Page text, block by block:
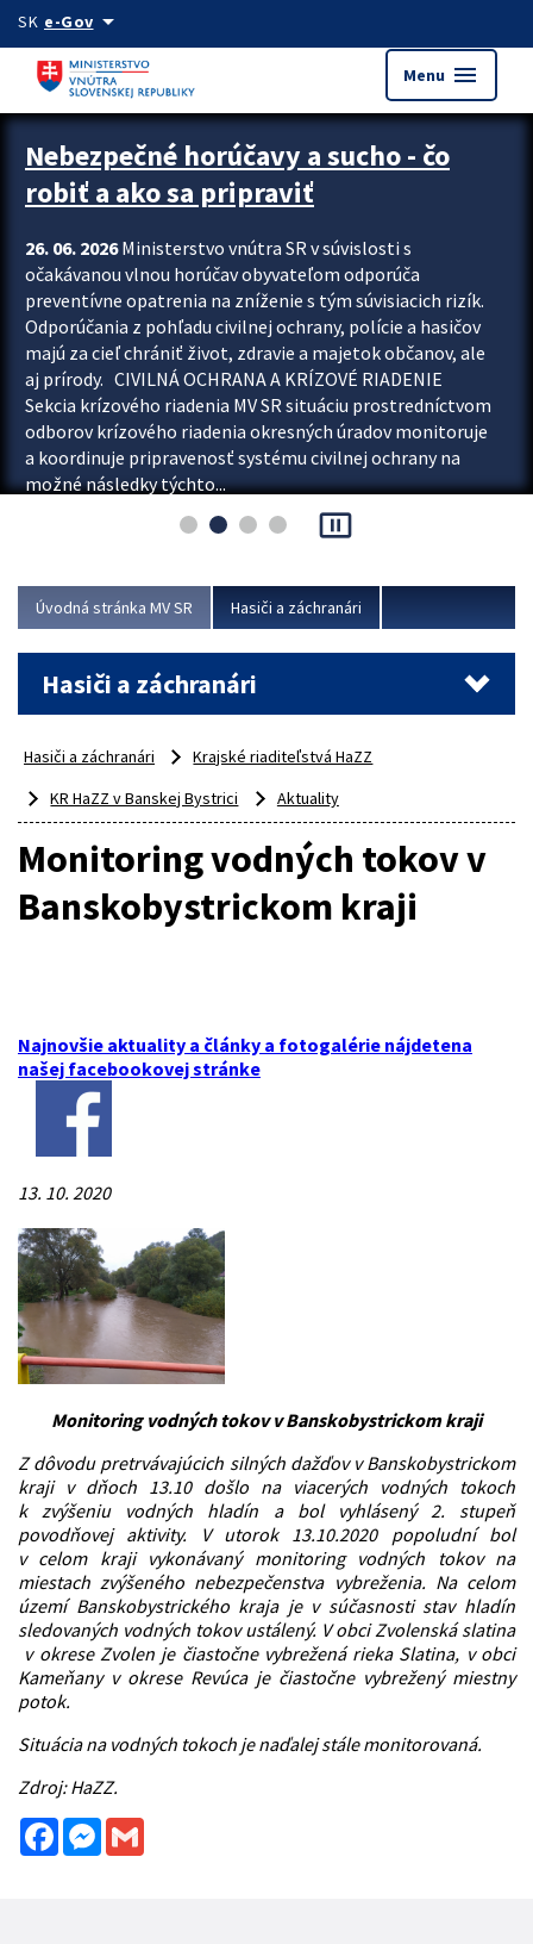
Preskocit na hlavný obsah
SK e-Govarrow_drop_down
Menu menu
Zastavit automatický posun upútavok
Nebezpečné horúčavy a sucho - čo
robiť a ako sa pripraviť
26. 06. 2026Ministerstvo vnútra SR v súvislosti s
očakávanou vlnou horúčav obyvateľom odporúča
preventívne opatrenia na zníženie s tým súvisiacich rizík.
Odporúčania z pohľadu civilnej ochrany, polície a hasičov
majú za cieľ chrániť život, zdravie a majetok občanov, ale
aj prírody. CIVILNÁ OCHRANA A KRÍZOVÉ RIADENIE
Sekcia krízového riadenia MV SR situáciu prostredníctvom
odborov krízového riadenia okresných úradov monitoruje
a koordinuje pripravenosť systému civilnej ochrany na
možné následky týchto...
pause_presentation
Úvodná stránka MV SR Hasiči a záchranári
Hasiči a záchranári
Hasiči a záchranári
Krajské riaditeľstvá HaZZ
KR HaZZ v Banskej Bystrici
Aktuality
Monitoring vodných tokov v
Banskobystrickom kraji
Najnovšie aktuality a články a fotogalérie nájdetena
našej facebookovej stránke
13. 10. 2020
Monitoring vodných tokov v Banskobystrickom kraji
Z dôvodu pretrvávajúcich silných dažďov v Banskobystrickom
kraji v dňoch 13.10 došlo na viacerých vodných tokoch
k zvýšeniu vodných hladín a bol vyhlásený 2. stupeň
povodňovej aktivity. V utorok 13.10.2020 popoludní bol
v celom kraji vykonávaný monitoring vodných tokov na
miestach zvýšeného nebezpečenstva vybreženia. Na celom
území Banskobystrického kraja je v súčasnosti stav hladín
sledovaných vodných tokov ustálený. V obci Zvolenská slatina
v okrese Zvolen je čiastočne vybrežená rieka Slatina, v obci
Kameňany v okrese Revúca je čiastočne vybrežený miestny
potok.
Situácia na vodných tokoch je naďalej stále monitorovaná.
Zdroj: HaZZ.
FacebookMessenger